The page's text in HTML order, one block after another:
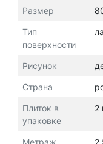
Размер
Тип
поверхности
Рисунок
Страна
Плиток в
упаковке
2
Метраж